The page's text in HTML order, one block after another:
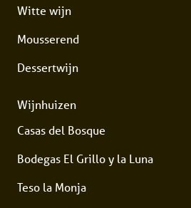
Witte wijn
Mousserend
Dessertwijn
Wijnhuizen
Casas del Bosque
Bodegas El Grillo y la Luna
Teso la Monja